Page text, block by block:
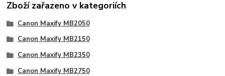
Zboží zařazeno v kategoriích
Canon Maxify MB2050
Canon Maxify MB2150
Canon Maxify MB2350
Canon Maxify MB2750